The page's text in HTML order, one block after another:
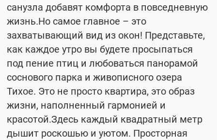
санузла добавят комфорта в повседневную
жизнь.Но самое главное – это
захватывающий вид из окон! Представьте,
как каждое утро вы будете просыпаться
под пение птиц и любоваться панорамой
соснового парка и живописного озера
Тихое. Это не просто квартира, это образ
жизни, наполненный гармонией и
красотой.Здесь каждый квадратный метр
дышит роскошью и уютом. Просторная